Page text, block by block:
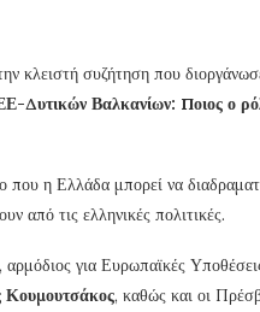
κλειστή συζήτηση που
Δυτικών Βαλκανίων: Ποιος ο
η Ελλάδα μπορεί να
από τις ελληνικές πολιτικές.
για Ευρωπαϊκές
Κουμουτσάκος, καθώς και οι